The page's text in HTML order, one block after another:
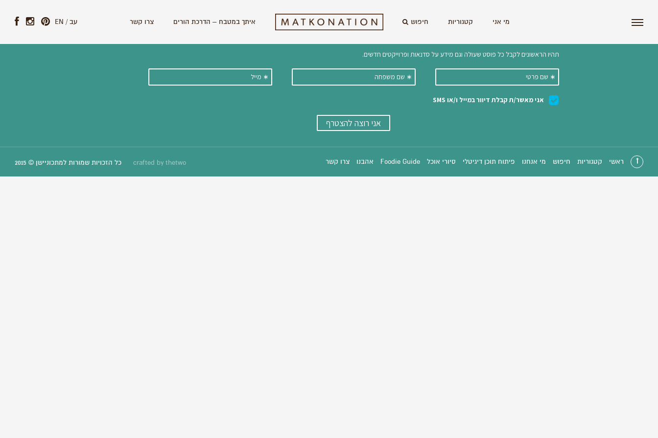
מי אני קטגוריות חיפוש איתך במטבח – הדרכת הורים צרו קשר EN / עב
הצטרפו לניוזלטר שלנו וקבלו ישירות למייל עדכונים על מתכונים וסיפורים חדשים:
ראשי קטגוריות חיפוש מי אנחנו פיתוח תוכן דיגיטלי סיורי אוכל Foodie Guide אהבנו צרו קשר crafted by thetwo כל הזכויות שמורות למתכוניישן © 2015